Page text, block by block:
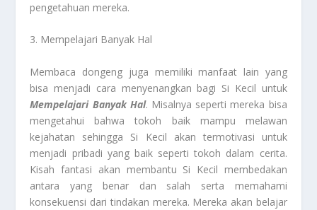
pengetahuan mereka.
3. Mempelajari Banyak Hal
Membaca dongeng juga memiliki manfaat lain yang
bisa menjadi cara menyenangkan bagi Si Kecil untuk
Mempelajari Banyak Hal. Misalnya seperti mereka bisa
mengetahui bahwa tokoh baik mampu melawan
kejahatan sehingga Si Kecil akan termotivasi untuk
menjadi pribadi yang baik seperti tokoh dalam cerita.
Kisah fantasi akan membantu Si Kecil membedakan
antara yang benar dan salah serta memahami
konsekuensi dari tindakan mereka. Mereka akan belajar